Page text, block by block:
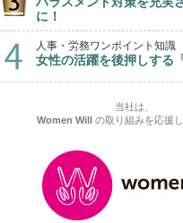
に！
人事・労務ワンポイント知識
女性の活躍を後押しする
当社は、
Women Will
の取り組みを応援し